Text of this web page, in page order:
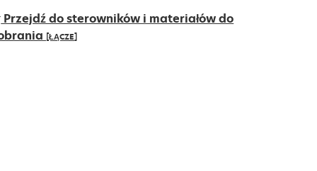
Przejdź do sterowników i materiałów do
[ŁĄCZE]